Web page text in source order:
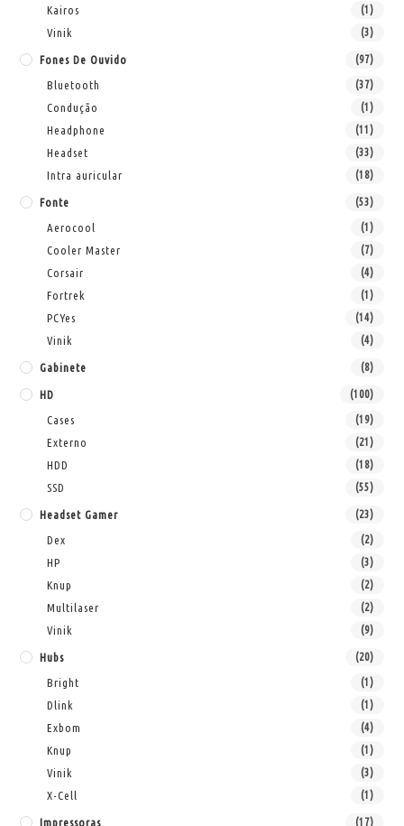
Kairos (1)
Vinik (3)
Fones De Ouvido (97)
Bluetooth (37)
Condução (1)
Headphone (11)
Headset (33)
Intra auricular (18)
Fonte (53)
Aerocool (1)
Cooler Master (7)
Corsair (4)
Fortrek (1)
PCYes (14)
Vinik (4)
Gabinete (8)
HD (100)
Cases (19)
Externo (21)
HDD (18)
SSD (55)
Headset Gamer (23)
Dex (2)
HP (3)
Knup (2)
Multilaser (2)
Vinik (9)
Hubs (20)
Bright (1)
Dlink (1)
Exbom (4)
Knup (1)
Vinik (3)
X-Cell (1)
Impressoras (17)